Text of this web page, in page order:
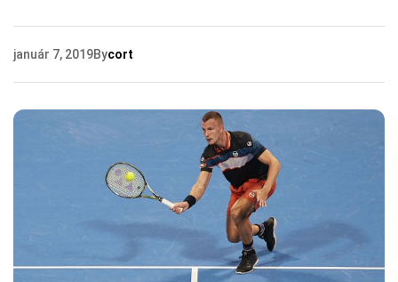
január 7, 2019Bycort